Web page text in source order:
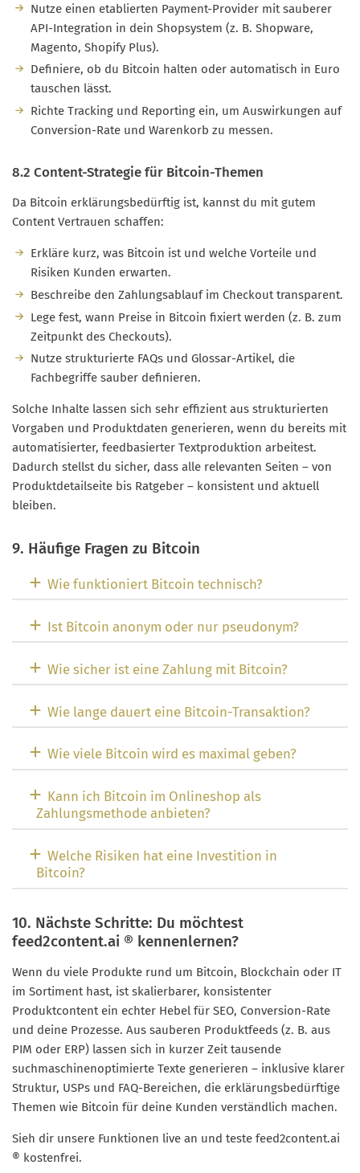
Nutze einen etablierten Payment-Provider mit sauberer
API-Integration in dein Shopsystem (z. B. Shopware,
Magento, Shopify Plus).
Definiere, ob du Bitcoin halten oder automatisch in Euro
tauschen lässt.
Richte Tracking und Reporting ein, um Auswirkungen auf
Conversion-Rate und Warenkorb zu messen.
8.2 Content-Strategie für Bitcoin-Themen
Da Bitcoin erklärungsbedürftig ist, kannst du mit gutem
Content Vertrauen schaffen:
Erkläre kurz, was Bitcoin ist und welche Vorteile und
Risiken Kunden erwarten.
Beschreibe den Zahlungsablauf im Checkout transparent.
Lege fest, wann Preise in Bitcoin fixiert werden (z. B. zum
Zeitpunkt des Checkouts).
Nutze strukturierte FAQs und Glossar-Artikel, die
Fachbegriffe sauber definieren.
Solche Inhalte lassen sich sehr effizient aus strukturierten
Vorgaben und Produktdaten generieren, wenn du bereits mit
automatisierter, feedbasierter Textproduktion arbeitest.
Dadurch stellst du sicher, dass alle relevanten Seiten – von
Produktdetailseite bis Ratgeber – konsistent und aktuell
bleiben.
9. Häufige Fragen zu Bitcoin
Wie funktioniert Bitcoin technisch?
Ist Bitcoin anonym oder nur pseudonym?
Wie sicher ist eine Zahlung mit Bitcoin?
Wie lange dauert eine Bitcoin-Transaktion?
Wie viele Bitcoin wird es maximal geben?
Kann ich Bitcoin im Onlineshop als
Zahlungsmethode anbieten?
Welche Risiken hat eine Investition in
Bitcoin?
10. Nächste Schritte: Du möchtest
feed2content.ai ® kennenlernen?
Wenn du viele Produkte rund um Bitcoin, Blockchain oder IT
im Sortiment hast, ist skalierbarer, konsistenter
Produktcontent ein echter Hebel für SEO, Conversion-Rate
und deine Prozesse. Aus sauberen Produktfeeds (z. B. aus
PIM oder ERP) lassen sich in kurzer Zeit tausende
suchmaschinenoptimierte Texte generieren – inklusive klarer
Struktur, USPs und FAQ-Bereichen, die erklärungsbedürftige
Themen wie Bitcoin für deine Kunden verständlich machen.
Sieh dir unsere Funktionen live an und teste feed2content.ai
® kostenfrei.